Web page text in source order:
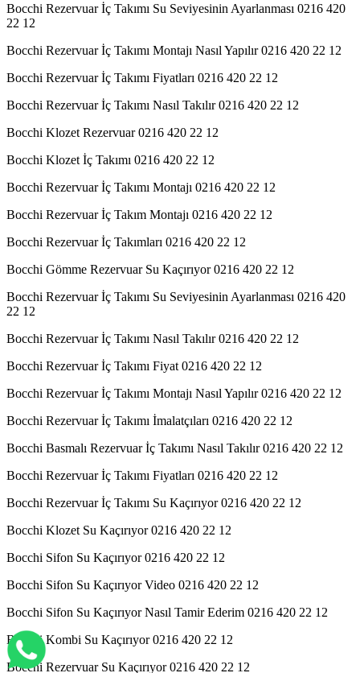
Bocchi Rezervuar İç Takımı Su Seviyesinin Ayarlanması 0216 420
22 12
Bocchi Rezervuar İç Takımı Montajı Nasıl Yapılır 0216 420 22 12
Bocchi Rezervuar İç Takımı Fiyatları 0216 420 22 12
Bocchi Rezervuar İç Takımı Nasıl Takılır 0216 420 22 12
Bocchi Klozet Rezervuar 0216 420 22 12
Bocchi Klozet İç Takımı 0216 420 22 12
Bocchi Rezervuar İç Takımı Montajı 0216 420 22 12
Bocchi Rezervuar İç Takım Montajı 0216 420 22 12
Bocchi Rezervuar İç Takımları 0216 420 22 12
Bocchi Gömme Rezervuar Su Kaçırıyor 0216 420 22 12
Bocchi Rezervuar İç Takımı Su Seviyesinin Ayarlanması 0216 420
22 12
Bocchi Rezervuar İç Takımı Nasıl Takılır 0216 420 22 12
Bocchi Rezervuar İç Takımı Fiyat 0216 420 22 12
Bocchi Rezervuar İç Takımı Montajı Nasıl Yapılır 0216 420 22 12
Bocchi Rezervuar İç Takımı İmalatçıları 0216 420 22 12
Bocchi Basmalı Rezervuar İç Takımı Nasıl Takılır 0216 420 22 12
Bocchi Rezervuar İç Takımı Fiyatları 0216 420 22 12
Bocchi Rezervuar İç Takımı Su Kaçırıyor 0216 420 22 12
Bocchi Klozet Su Kaçırıyor 0216 420 22 12
Bocchi Sifon Su Kaçırıyor 0216 420 22 12
Bocchi Sifon Su Kaçırıyor Video 0216 420 22 12
Bocchi Sifon Su Kaçırıyor Nasıl Tamir Ederim 0216 420 22 12
Bocchi Kombi Su Kaçırıyor 0216 420 22 12
Bocchi Rezervuar Su Kaçırıyor 0216 420 22 12